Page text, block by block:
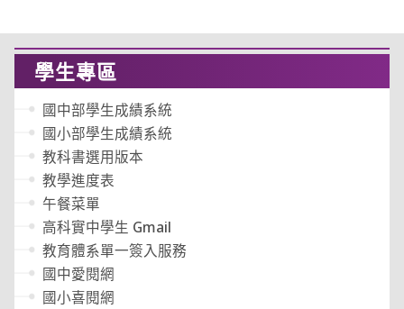
學生專區
國中部學生成績系統
國小部學生成績系統
教科書選用版本
教學進度表
午餐菜單
高科實中學生 Gmail
教育體系單一簽入服務
國中愛閱網
國小喜閱網